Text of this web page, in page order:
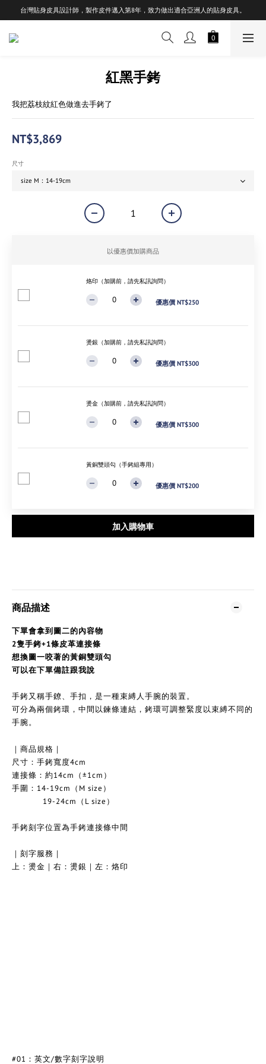
台灣貼身皮具設計師，製作皮件邁入第8年，致力做出適合亞洲人的貼身皮具。
紅黑手銬
我把荔枝紋紅色做進去手銬了
NT$3,869
尺寸
以優惠價加購商品
烙印（加購前，請先私訊詢問）
優惠價 NT$250
燙銀（加購前，請先私訊詢問）
優惠價 NT$300
燙金（加購前，請先私訊詢問）
優惠價 NT$300
黃銅雙頭勾（手銬組專用）
優惠價 NT$200
加入購物車
商品描述
下單會拿到圖二的內容物
2隻手銬+1條皮革連接條
想換圖一咬著的黃銅雙頭勾
可以在下單備註跟我說
手銬又稱手鐐、手扣，是一種束縛人手腕的裝置。
可分為兩個銬環，中間以鍊條連結，銬環可調整緊度以束縛不同的
手腕。
｜ 商品規格｜
尺寸：手銬寬度4cm
連接條：約14cm（±1cm）
手圍：14-19cm（M size）
19-24cm（L size）
手銬刻字位置為手銬連接條中間
｜刻字服務｜
上：燙金｜右：燙銀｜左：烙印
#01：英文/數字刻字說明